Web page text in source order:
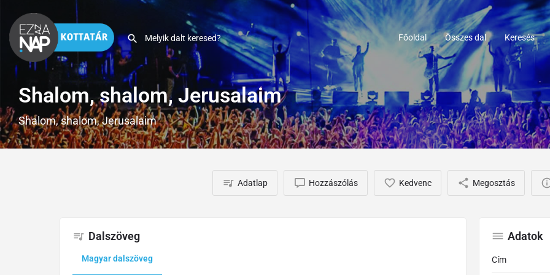
Főoldal Összes dal Keresés
Shalom, shalom, Jerusalaim
Shalom, shalom, Jerusalaim
Adatlap Hozzászólás Kedvenc Megosztás
Dalszöveg
Magyar dalszöveg
Adatok
Cím